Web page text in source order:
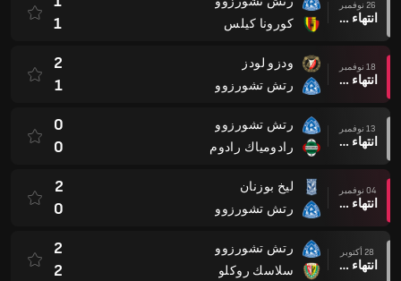
26 نوفمبر
انتهاء وقت المباراة
كورونا كيلس
1
18 نوفمبر
انتهاء وقت المباراة
ودزو لودز
رتش تشورزوو
2
1
13 نوفمبر
انتهاء وقت المباراة
رتش تشورزوو
رادومياك رادوم
0
0
04 نوفمبر
انتهاء وقت المباراة
ليخ بوزنان
رتش تشورزوو
2
0
28 أكتوبر
انتهاء وقت المباراة
رتش تشورزوو
سلاسك روكلو
2
2